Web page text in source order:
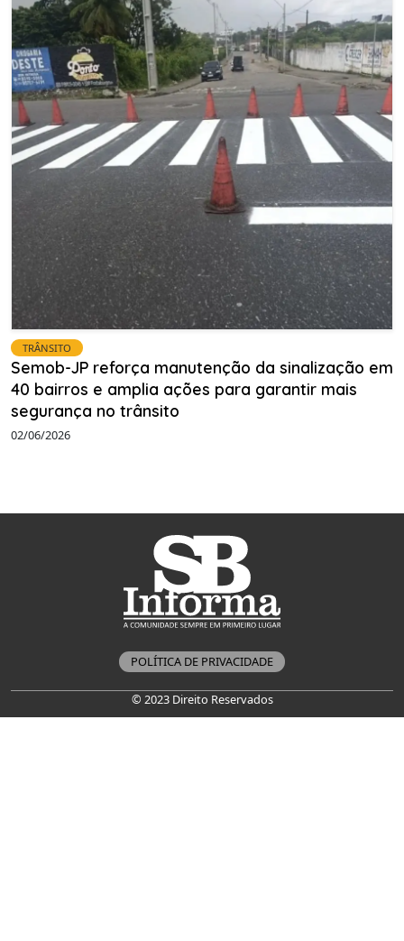
TRÂNSITO
Semob-JP reforça manutenção da sinalização em
40 bairros e amplia ações para garantir mais
segurança no trânsito
02/06/2026
POLÍTICA DE PRIVACIDADE
© 2023 Direito Reservados